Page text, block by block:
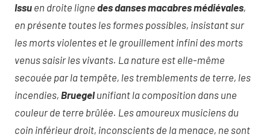
Issu en droite ligne des danses macabres médiévales,
en présente toutes les formes possibles, insistant sur
les morts violentes et le grouillement infini des morts
venus saisir les vivants. La nature est elle-même
secouée par la tempête, les tremblements de terre, les
incendies, Bruegelunifiant la composition dans une
couleur de terre brûlée. Les amoureux musiciens du
coin inférieur droit, inconscients de la menace, ne sont